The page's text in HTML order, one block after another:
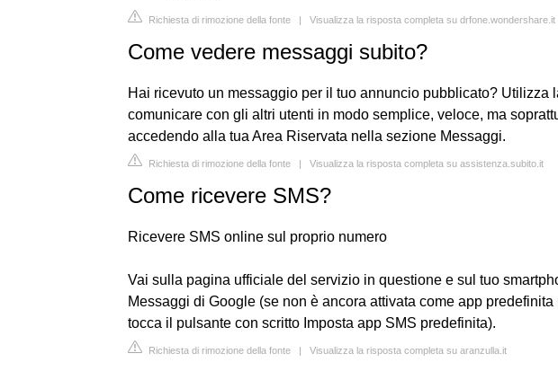
Richiesta di rimozione della fonte | Visualizza la risposta completa su drfone.wondershare.it
Come vedere messaggi subito?
Hai ricevuto un messaggio per il tuo annuncio pubblicato? Utilizza
comunicare con gli altri utenti in modo semplice, veloce, ma
accedendo alla tua Area Riservata nella sezione Messaggi.
Richiesta di rimozione della fonte | Visualizza la risposta completa su assistenza.subito.it
Come ricevere SMS?
Ricevere SMS online sul proprio numero
Vai sulla pagina ufficiale del servizio in questione e sul tuo
Messaggi di Google (se non è ancora attivata come app
tocca il pulsante con scritto Imposta app SMS predefinita).
Richiesta di rimozione della fonte | Visualizza la risposta completa su aranzulla.it